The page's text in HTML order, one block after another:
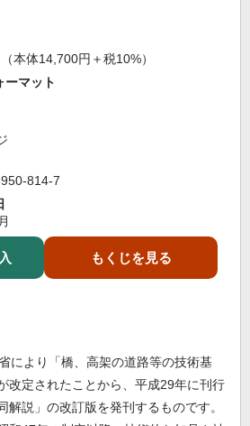
（本体14,700円＋税10%）
ーマット
814-7
もくじを見る
により「橋、高架の道路等の技術基
改定されたことから、平成29年に刊行
解説」の改訂版を発刊するものです。